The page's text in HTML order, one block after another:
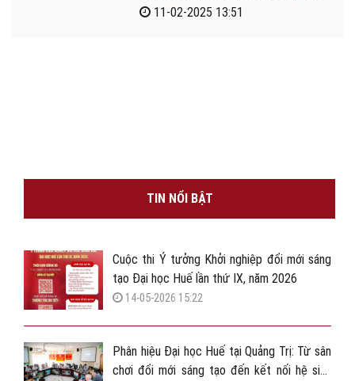
hiện Kế hoạch 06-KH/ĐU ngày
Quảng Trị lần thứ III, nhiệm kỳ 2025 –
11-02-2025 13:51
TIN NỔI BẬT
Cuộc thi Ý tưởng Khởi nghiệp đổi mới sáng
tạo Đại học Huế lần thứ IX, năm 2026
14-05-2026 15:22
Phân hiệu Đại học Huế tại Quảng Trị: Từ sân
chơi đổi mới sáng tạo đến kết nối hệ sinh